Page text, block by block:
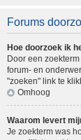
Forums
Hoe doorzoek ik
Door een
forum- en
"zoeken" link te
Omhoog
Waarom levert
Je zoekterm was